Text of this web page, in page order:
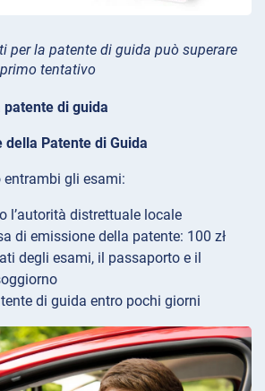
per la patente di guida può superare
tentativo
di guida
della Patente di Guida
entrambi gli esami:
l’autorità distrettuale locale
di emissione della patente: 100 zł
degli esami, il passaporto e il
di guida entro pochi giorni